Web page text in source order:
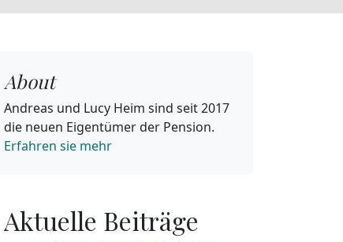
About
Andreas und Lucy Heim sind seit 2017
die neuen Eigentümer der Pension.
Erfahren sie mehr
Aktuelle Beiträge